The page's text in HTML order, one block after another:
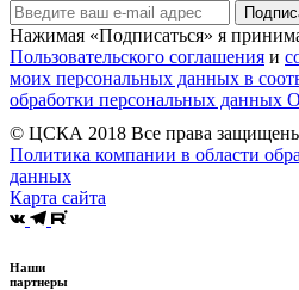
Нажимая «Подписаться» я
Пользовательского соглашения и
моих персональных данных в
обработки персональных
© ЦСКА 2018 Все права
Политика компании в области
данных
Карта сайта
Наши
партнеры